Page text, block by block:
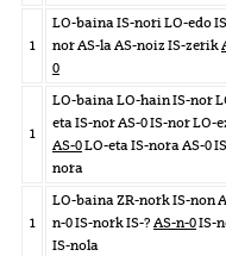
1
LO-baina IS-nori LO-edo
nor AS-la AS-noiz IS-zerik
0
1
LO-baina LO-hain IS-nor
eta IS-nor AS-0 IS-nor LO-
AS-0LO-eta IS-nora AS-0
nora
1
LO-baina ZR-nork IS-non
n-0 IS-nork IS-? AS-n-0IS-
IS-nola